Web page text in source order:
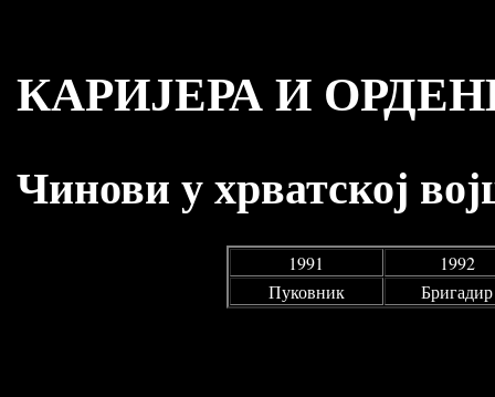
КАРИЈЕРА И
Чинови у хрватској
1991
1992
Пуковник
Бригадир